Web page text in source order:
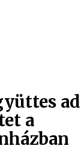
ad
a